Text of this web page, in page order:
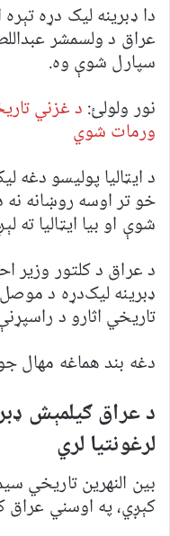
دا ډبرینه لیک دړه
عراق د ولسمشر
سپارل شوې وه.
نور ولولئ: د غزني
ورمات شوي
خو تر اوسه روښانه
شوې او بیا ایټالیا
د عراق د کلتور وزیر
ډبرینه لیک‌دړه د
تاریخي اثارو د
دغه بند هماغه مهال
لرغونتیا لري
بین النهرین تاریخي
کېږي، په اوسني